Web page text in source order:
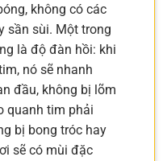
không có các
sần sùi. Một trong
là độ đàn hồi: khi
nó sẽ nhanh
đầu, không bị lõm
quanh tim phải
bị bong tróc hay
sẽ có mùi đặc